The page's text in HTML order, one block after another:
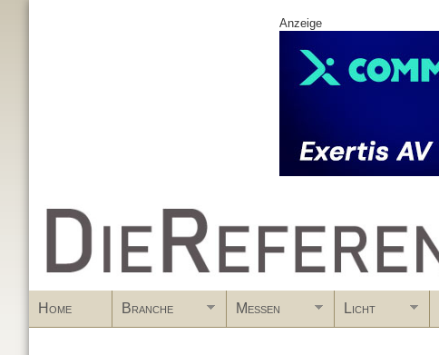
Anzeige
www.DieReferenz.de
Home Branche Messen Licht